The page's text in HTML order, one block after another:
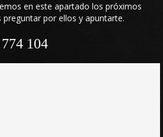
en este apartado los próximos
preguntar por ellos y apuntarte.
104